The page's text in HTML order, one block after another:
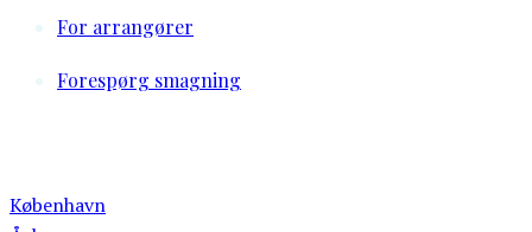
For arrangører
Forespørg smagning
København